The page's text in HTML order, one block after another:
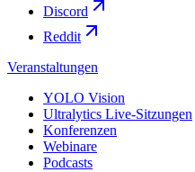
Discord
Reddit
Veranstaltungen
YOLO Vision
Ultralytics Live-Sitzungen
Konferenzen
Webinare
Podcasts